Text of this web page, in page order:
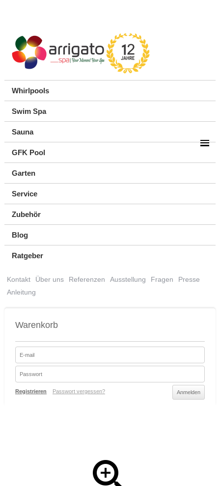
Whirlpools
Swim Spa
Sauna
GFK Pool
Garten
Service
Zubehör
Blog
Ratgeber
Kontakt Über uns Referenzen Ausstellung Fragen
Presse
Anleitung
Warenkorb
Registrieren Passwort vergessen?